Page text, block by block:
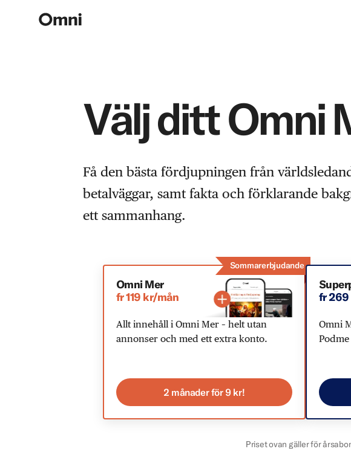
Välj ditt Omni
Få den bästa fördjupningen från
betalväggar, samt fakta och förklarande
ett sammanhang.
Sommarerbjudande
Omni Mer
fr 119 kr/mån
Allt innehåll i Omni Mer – helt utan
annonser och med ett extra konto.
2 månader för 9 kr!
fr
Omni
Priset ovan gäller för